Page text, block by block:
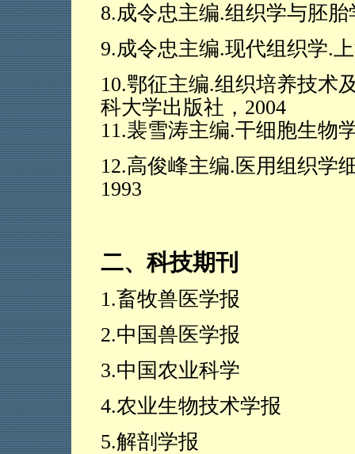
8.成令忠主编.组织学与胚胎
9.成令忠主编.现代组织学.
10.鄂征主编.组织培养技术
科大学出版社， 2004
11.裴雪涛主编.干细胞生物
12.高俊峰主编. 医用组织学
1993
二、科技期刊
1.畜牧兽医学报
2.中国兽医学报
3.中国农业科学
4.农业生物技术学报
5.解剖学报